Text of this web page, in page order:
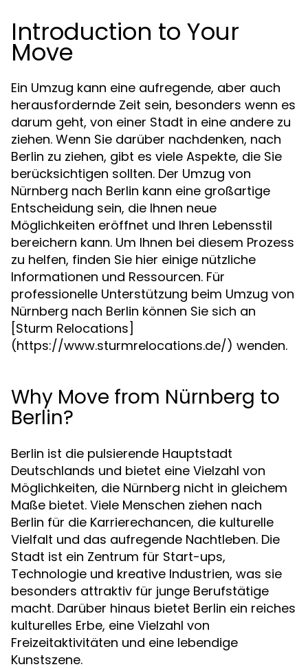
Introduction to Your
Move
Ein Umzug kann eine aufregende, aber auch
herausfordernde Zeit sein, besonders wenn es
darum geht, von einer Stadt in eine andere zu
ziehen. Wenn Sie darüber nachdenken, nach
Berlin zu ziehen, gibt es viele Aspekte, die Sie
berücksichtigen sollten. Der Umzug von
Nürnberg nach Berlin kann eine großartige
Entscheidung sein, die Ihnen neue
Möglichkeiten eröffnet und Ihren Lebensstil
bereichern kann. Um Ihnen bei diesem Prozess
zu helfen, finden Sie hier einige nützliche
Informationen und Ressourcen. Für
professionelle Unterstützung beim Umzug von
Nürnberg nach Berlin können Sie sich an
[Sturm Relocations]
(https://www.sturmrelocations.de/) wenden.
Why Move from Nürnberg to
Berlin?
Berlin ist die pulsierende Hauptstadt
Deutschlands und bietet eine Vielzahl von
Möglichkeiten, die Nürnberg nicht in gleichem
Maße bietet. Viele Menschen ziehen nach
Berlin für die Karrierechancen, die kulturelle
Vielfalt und das aufregende Nachtleben. Die
Stadt ist ein Zentrum für Start-ups,
Technologie und kreative Industrien, was sie
besonders attraktiv für junge Berufstätige
macht. Darüber hinaus bietet Berlin ein reiches
kulturelles Erbe, eine Vielzahl von
Freizeitaktivitäten und eine lebendige
Kunstszene.